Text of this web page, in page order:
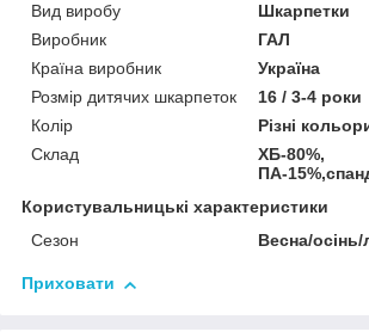
Вид виробу
Шкарпетки
Виробник
ГАЛ
Країна виробник
Україна
Розмір дитячих шкарпеток
16 / 3-4 роки
Колір
Різні
Склад
ХБ-80%,
ПА-
Користувальницькі характеристики
Сезон
Весна/осінь/
Приховати